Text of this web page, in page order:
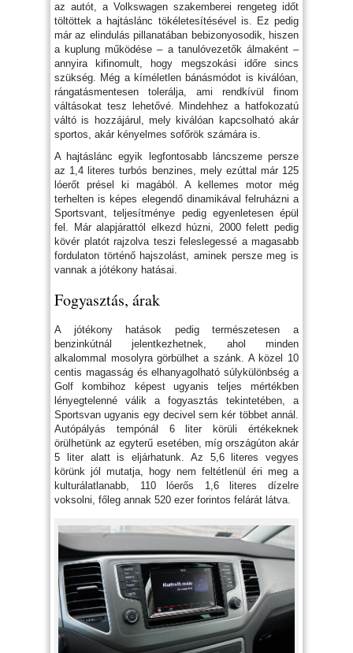
az autót, a Volkswagen szakemberei rengeteg időt
töltöttek a hajtáslánc tökéletesítésével is. Ez pedig
már az elindulás pillanatában bebizonyosodik, hiszen
a kuplung működése – a tanulóvezetők álmaként –
annyira kifinomult, hogy megszokási időre sincs
szükség. Még a kíméletlen bánásmódot is kiválóan,
rángatásmentesen tolerálja, ami rendkívül finom
váltásokat tesz lehetővé. Mindehhez a hatfokozatú
váltó is hozzájárul, mely kiválóan kapcsolható akár
sportos, akár kényelmes sofőrök számára is.
A hajtáslánc egyik legfontosabb láncszeme persze
az 1,4 literes turbós benzines, mely ezúttal már 125
lóerőt présel ki magából. A kellemes motor még
terhelten is képes elegendő dinamikával felruházni a
Sportsvant, teljesítménye pedig egyenletesen épül
fel. Már alapjárattól elkezd húzni, 2000 felett pedig
kövér platót rajzolva teszi feleslegessé a magasabb
fordulaton történő hajszolást, aminek persze meg is
vannak a jótékony hatásai.
Fogyasztás, árak
A jótékony hatások pedig természetesen a
benzinkútnál jelentkezhetnek, ahol minden
alkalommal mosolyra görbülhet a szánk. A közel 10
centis magasság és elhanyagolható súlykülönbség a
Golf kombihoz képest ugyanis teljes mértékben
lényegtelenné válik a fogyasztás tekintetében, a
Sportsvan ugyanis egy decivel sem kér többet annál.
Autópályás tempónál 6 liter körüli értékeknek
örülhetünk az egyterű esetében, míg országúton akár
5 liter alatt is eljárhatunk. Az 5,6 literes vegyes
körünk jól mutatja, hogy nem feltétlenül éri meg a
kulturálatlanabb, 110 lóerős 1,6 literes dízelre
voksolni, főleg annak 520 ezer forintos felárát látva.